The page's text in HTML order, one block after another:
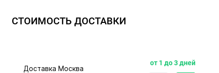
СТОИМОСТЬ ДОСТАВКИ
Доставка Москва
от 1 до 3 дней